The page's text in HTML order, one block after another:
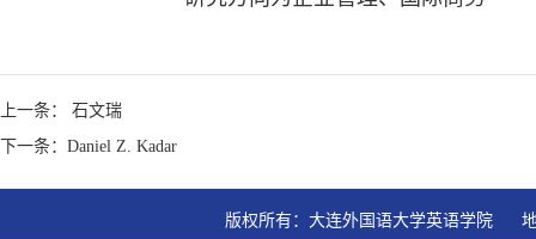
上一条： 石文瑞
下一条：Daniel Z. Kadar
版权所有：大连外国语大学英语学院